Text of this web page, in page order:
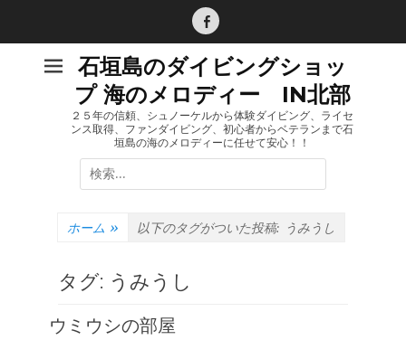
Facebook
石垣島のダイビングショッ
プ 海のメロディー IN北部
２５年の信頼、シュノーケルから体験ダイビング、ライセ
ンス取得、ファンダイビング、初心者からベテランまで石
垣島の海のメロディーに任せて安心！！
検
索:
ホーム » 以下のタグがついた投稿: うみうし
タグ: うみうし
ウミウシの部屋